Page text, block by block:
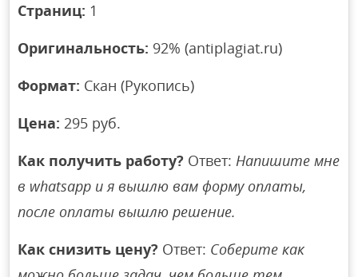
Страниц: 1
Оригинальность: 92% (antiplagiat.ru)
Формат: Скан (Рукопись)
Цена: 295 руб.
Как получить работу? Ответ:Напишите мне
в whatsapp и я вышлю вам форму оплаты,
после оплаты вышлю решение.
Как снизить цену? Ответ: Соберите как